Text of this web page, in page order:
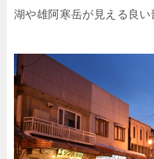
湖や雄阿寒岳が見える良い